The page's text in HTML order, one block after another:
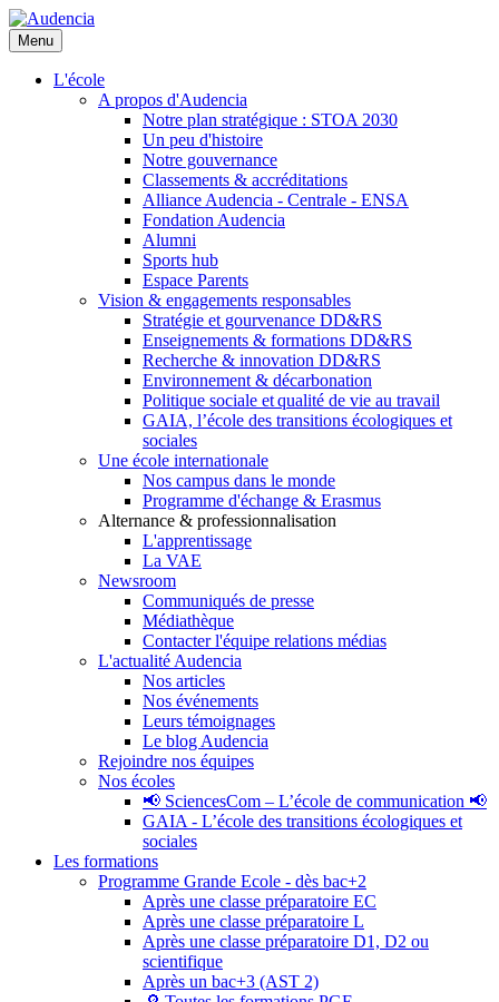
Aller
au
contenu
principal
Menu
L'école
A propos d'Audencia
Notre plan stratégique : STOA 2030
Un peu d'histoire
Notre gouvernance
Classements & accréditations
Alliance Audencia - Centrale - ENSA
Fondation Audencia
Alumni
Sports hub
Espace Parents
Vision & engagements responsables
Stratégie et gourvenance DD&RS
Enseignements & formations DD&RS
Recherche & innovation DD&RS
Environnement & décarbonation
Politique sociale et qualité de vie au travail
GAIA, l’école des transitions écologiques et
sociales
Une école internationale
Nos campus dans le monde
Programme d'échange & Erasmus
Alternance & professionnalisation
L'apprentissage
La VAE
Newsroom
Communiqués de presse
Médiathèque
Contacter l'équipe relations médias
L'actualité Audencia
Nos articles
Nos événements
Leurs témoignages
Le blog Audencia
Rejoindre nos équipes
Nos écoles
📢 SciencesCom – L’école de communication 📢
GAIA - L’école des transitions écologiques et
sociales
Les formations
Programme Grande Ecole - dès bac+2
Après une classe préparatoire EC
Après une classe préparatoire L
Après une classe préparatoire D1, D2 ou
scientifique
Après un bac+3 (AST 2)